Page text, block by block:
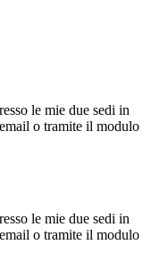
le mie due sedi in
o tramite il modulo
le mie due sedi in
o tramite il modulo